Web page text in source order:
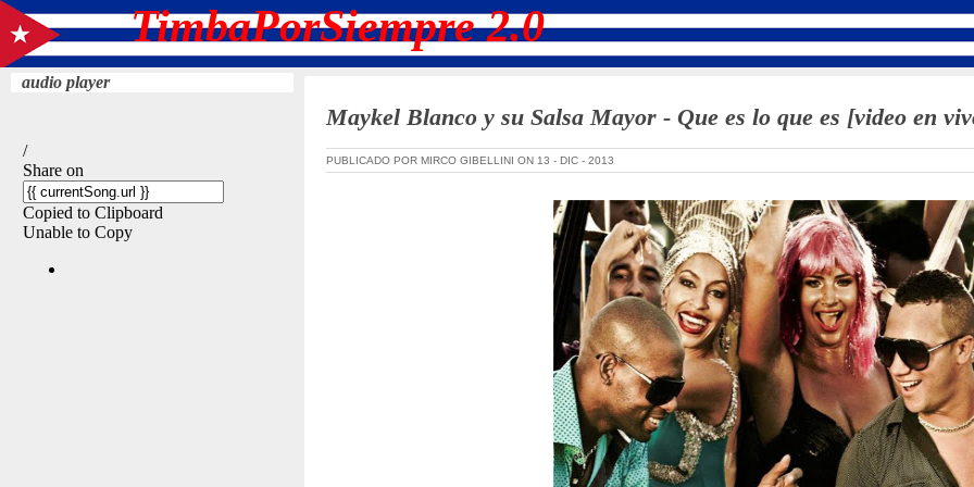
TimbaPorSiempre 2.0
audio player
Maykel Blanco y su Salsa Mayor - Que es lo que es [video en
PUBLICADO POR MIRCO GIBELLINI ON 13 - DIC - 2013